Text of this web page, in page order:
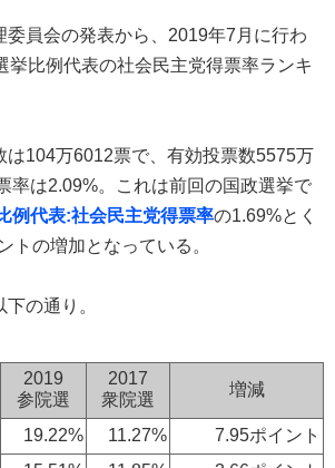
委員会の発表から、2019年7月に行わ
挙比例代表の社会民主党得票率ランキ
は104万6012票で、有効投票数5575万
率は2.09%。これは前回の国政選挙で
例代表:社会民主党得票率の1.69%とく
トの増加となっている。
の通り。
2019
参院選
2017
衆院選
増減
19.22% 11.27%
7.95ポイント